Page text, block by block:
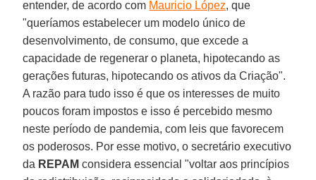
entender, de acordo com Mauricio López, que
"queríamos estabelecer um modelo único de
desenvolvimento, de consumo, que excede a
capacidade de regenerar o planeta, hipotecando as
gerações futuras, hipotecando os ativos da Criação".
A razão para tudo isso é que os interesses de muito
poucos foram impostos e isso é percebido mesmo
neste período de pandemia, com leis que favorecem
os poderosos. Por esse motivo, o secretário executivo
da REPAM considera essencial "voltar aos princípios